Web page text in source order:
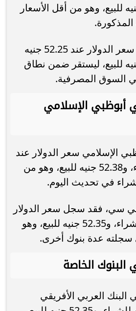
و52.30 جنيه للبيع، وهو من أقل الأسعار
المذكورة.
وسجل بنك سايب سعر الدولار عند 52.25 جنيه
و52.35 جنيه للبيع، ليستقر ضمن نطاق
السوق المصرفية.
أبوظبي الإسلامي
الإسلامي سعر الدولار عند
52.28 جنيه للشراء، و52.38 جنيه للبيع، وهو من
في تحديث اليوم.
سي، فقد سجل سعر الدولار
نحو 52.25 جنيه للشراء، و52.35 جنيه للبيع، وهو
سجلته عدة بنوك أخرى.
البنوك الخاصة
البنك العربي الأفريقي